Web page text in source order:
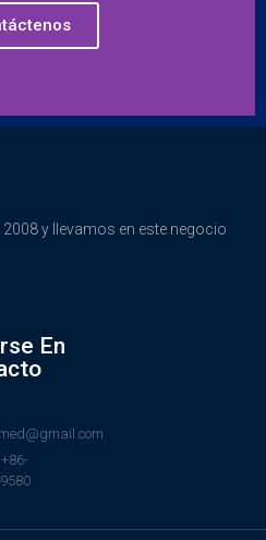
y llevamos en este negocio
En